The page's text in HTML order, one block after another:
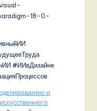
18-0-
#ИИвДизайне
и